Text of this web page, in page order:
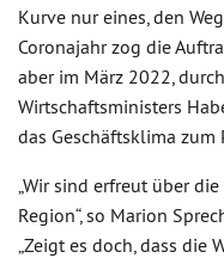
Kurve nur eines, den
Coronajahr zog die
aber im März 2022,
Wirtschaftsministers
das Geschäftsklima zum
„Wir sind erfreut über
Region“, so Marion
„Zeigt es doch, dass die